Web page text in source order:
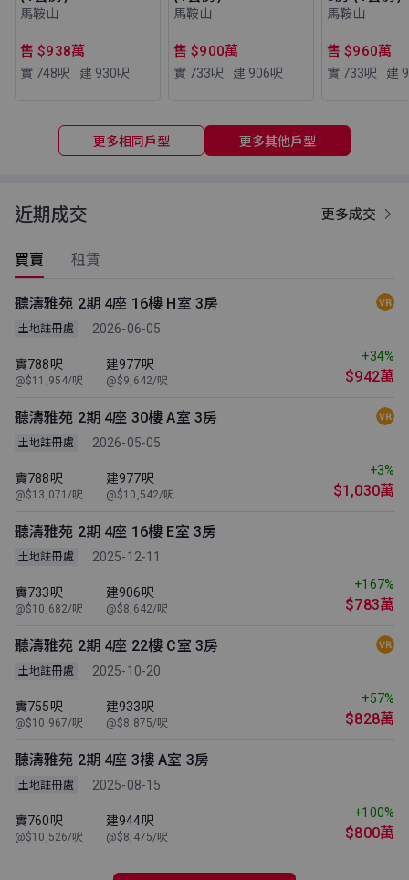
馬鞍山
售 $938萬
實 748呎 建 930呎
馬鞍山
售 $900萬
實 733呎 建 906呎
馬鞍山
售 $960萬
實 733呎 建
更多相同戶型 更多其他戶型
近期成交 更多成交
買賣 租賃
聽濤雅苑 2期 4座 16樓 H室 3房
土地註冊處 2026-06-05
實788呎
@$11,954/呎
建977呎
@$9,642/呎
+34%
$942萬
聽濤雅苑 2期 4座 30樓 A室 3房
土地註冊處 2026-05-05
實788呎
@$13,071/呎
建977呎
@$10,542/呎
+3%
$1,030萬
聽濤雅苑 2期 4座 16樓 E室 3房
土地註冊處 2025-12-11
實733呎
@$10,682/呎
建906呎
@$8,642/呎
+167%
$783萬
聽濤雅苑 2期 4座 22樓 C室 3房
土地註冊處 2025-10-20
實755呎
@$10,967/呎
建933呎
@$8,875/呎
+57%
$828萬
聽濤雅苑 2期 4座 3樓 A室 3房
土地註冊處 2025-08-15
實760呎
@$10,526/呎
建944呎
@$8,475/呎
+100%
$800萬